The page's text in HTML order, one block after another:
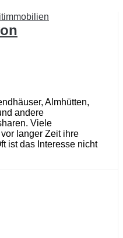
Almhütten,
andere
Viele
langer Zeit ihre
ist das Interesse nicht